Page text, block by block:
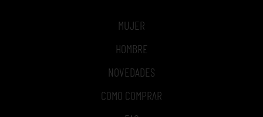
MUJER
HOMBRE
NOVEDADES
COMO COMPRAR